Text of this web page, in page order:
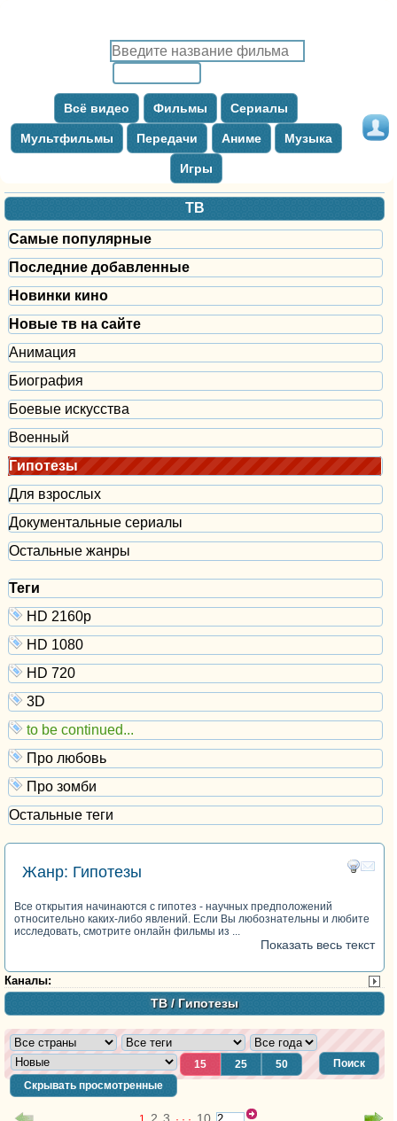
Всё видео Фильмы Сериалы
Мультфильмы Передачи Аниме Музыка
Игры
ТВ
Самые популярные
Последние добавленные
Новинки кино
Новые тв на сайте
Анимация
Биография
Боевые искусства
Военный
Гипотезы
Для взрослых
Документальные сериалы
Остальные жанры
Теги
HD 2160р
HD 1080
HD 720
3D
to be continued...
Про любовь
Про зомби
Остальные теги
Жанр: Гипотезы
Все открытия начинаются с гипотез - научных предположений
относительно каких-либо явлений. Если Вы любознательны и любите
исследовать, смотрите онлайн фильмы из ...
Показать весь текст
Каналы:
ТВ/ Гипотезы
Поиск
15 25
50
Скрывать просмотренные